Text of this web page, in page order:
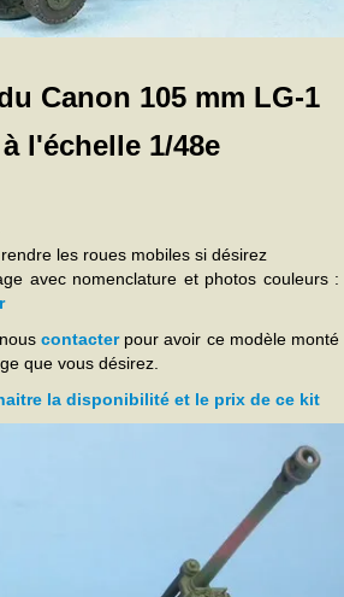
Canon 105 mm LG-1
l'échelle 1/48e
les roues mobiles si désirez
avec nomenclature et photos couleurs :
contacterpour avoir ce modèle monté
que vous désirez.
la disponibilité et le prix de ce kit